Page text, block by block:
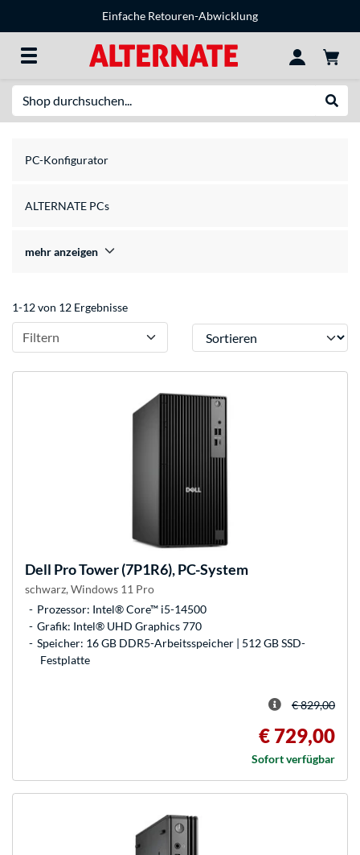
Einfache Retouren-Abwicklung
PC-Konfigurator
ALTERNATE PCs
mehr anzeigen
1-12 von 12 Ergebnisse
Filtern Sortieren
Dell Pro Tower (7P1R6), PC-System
schwarz, Windows 11 Pro
Prozessor: Intel® Core™ i5-14500
Grafik: Intel® UHD Graphics 770
Speicher: 16 GB DDR5-Arbeitsspeicher | 512 GB SSD-
Festplatte
€ 829,00
€ 729,00
Sofort verfügbar